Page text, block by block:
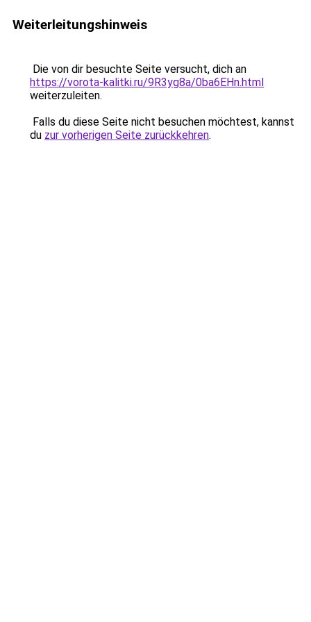
Weiterleitungshinweis
Die von dir besuchte Seite versucht, dich an
https://vorota-kalitki.ru/9R3yg8a/0ba6EHn.html
weiterzuleiten.
Falls du diese Seite nicht besuchen möchtest, kannst
du zur vorherigen Seite zurückkehren.